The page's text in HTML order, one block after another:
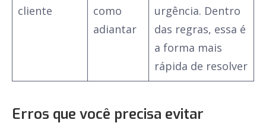
cliente
como
adiantar
urgência. Dentro
das regras, essa é
a forma mais
rápida de resolver
Erros que você precisa evitar